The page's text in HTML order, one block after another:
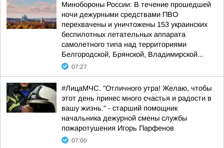
Минобороны России: В течение прошедшей
ночи дежурными средствами ПВО
перехвачены и уничтожены 153 украинских
беспилотных летательных аппарата
самолетного типа над территориями
Белгородской, Брянской, Владимирской...
07:27
#ЛицаМЧС. "Отличного утра! Желаю, чтобы
этот день принес много счастья и радости в
вашу жизнь." - старший помощник
начальника дежурной смены службы
пожаротушения Игорь Парфенов
07:00